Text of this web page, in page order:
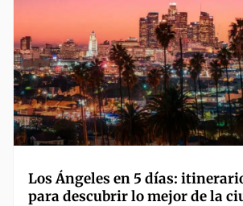
Los Ángeles en 5 días:
para descubrir lo mejor de la